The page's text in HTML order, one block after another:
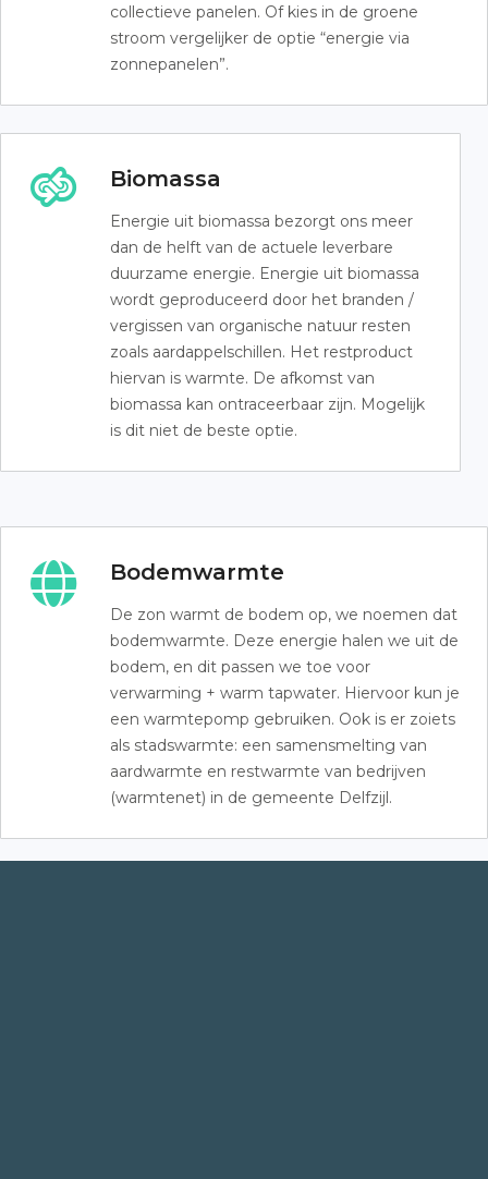
collectieve panelen. Of kies in de groene
stroom vergelijker de optie “energie via
zonnepanelen”.
Biomassa
Energie uit biomassa bezorgt ons meer
dan de helft van de actuele leverbare
duurzame energie. Energie uit biomassa
wordt geproduceerd door het branden /
vergissen van organische natuur resten
zoals aardappelschillen. Het restproduct
hiervan is warmte. De afkomst van
biomassa kan ontraceerbaar zijn. Mogelijk
is dit niet de beste optie.
Bodemwarmte
De zon warmt de bodem op, we noemen dat
bodemwarmte. Deze energie halen we uit de
bodem, en dit passen we toe voor
verwarming + warm tapwater. Hiervoor kun je
een warmtepomp gebruiken. Ook is er zoiets
als stadswarmte: een samensmelting van
aardwarmte en restwarmte van bedrijven
(warmtenet) in de gemeente Delfzijl.